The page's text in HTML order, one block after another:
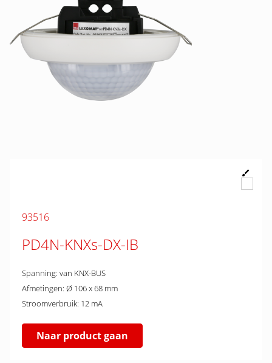
93516
PD4N-KNXs-DX-IB
Spanning: van KNX-BUS
Afmetingen: Ø 106 x 68 mm
Stroomverbruik: 12 mA
Naar product gaan